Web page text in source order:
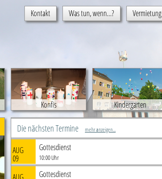
Kontakt Was tun, wenn…? Vermietung
Konfis Kindergarten
Die nächsten Termine mehr anzeigen...
AUG
09
Gottesdienst
10:00 Uhr
Gottesdienst